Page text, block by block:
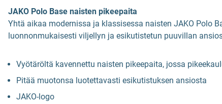
JAKO Polo Base naisten pikeepaita
Yhtä aikaa modernissa ja klassisessa naisten JAKO Polo
luonnonmukaisesti viljellyn ja esikutistetun puuvillan
Vyötäröltä kavennettu naisten pikeepaita, jossa
Pitää muotonsa luotettavasti esikutistuksen ansiosta
JAKO-logo